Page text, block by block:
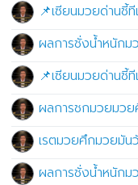
📌เซียนมวยด่าน
ผลการชั่งน้ำหนัก
📌เซียนมวยด่าน
ผลการชกมวยมว
เรตมวยศึกมวยมั
ผลการชั่งน้ำหนัก